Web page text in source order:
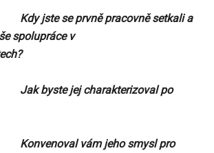
prvně pracovně setkali a
vaše spolupráce v
jej charakterizoval po
vám jeho smysl pro